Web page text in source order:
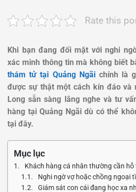
Rate this
Khi bạn đang đối mặt với nghi
xác minh thông tin mà không biết
thám tử tại Quảng Ngãichính là
được sự thật một cách kín đáo và
Long sẵn sàng lắng nghe và tư
hàng tại Quảng Ngãi dù có thể
tại đây.
Mục lục
Khách hàng cá nhân thường cần hỗ trợ
Nghi ngờ vợ hoặc chồng ngoại
Giám sát con cái đang học xa